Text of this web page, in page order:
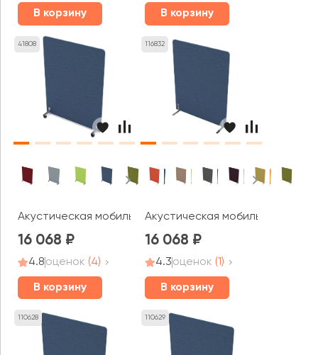
В корзину В корзину
41808
Акустическая мобильная перегородка (1200*377*1600)
16 068
4.8оценок (4)
В корзину
116832
Акустическая мобильная
16 068
4.3оценок (1)
В корзину
110628 110629